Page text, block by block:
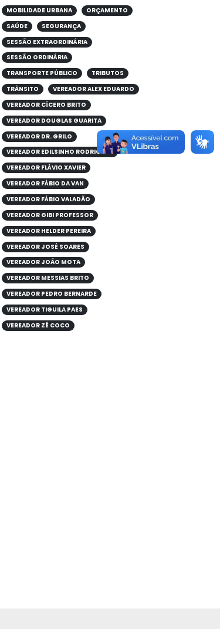
MOBILIDADE URBANA
ORÇAMENTO
SAÚDE
SEGURANÇA
SESSÃO EXTRAORDINÁRIA
SESSÃO ORDINÁRIA
TRANSPORTE PÚBLICO
TRIBUTOS
TRÂNSITO
VEREADOR ALEX EDUARDO
VEREADOR CÍCERO BRITO
VEREADOR DOUGLAS GUARITA
VEREADOR DR. GRILO
VEREADOR EDILSINHO RODRIGUES
VEREADOR FLÁVIO XAVIER
VEREADOR FÁBIO DA VAN
VEREADOR FÁBIO VALADÃO
VEREADOR GIBI PROFESSOR
VEREADOR HELDER PEREIRA
VEREADOR JOSÉ SOARES
VEREADOR JOÃO MOTA
VEREADOR MESSIAS BRITO
VEREADOR PEDRO BERNARDE
VEREADOR TIGUILA PAES
VEREADOR ZÉ COCO